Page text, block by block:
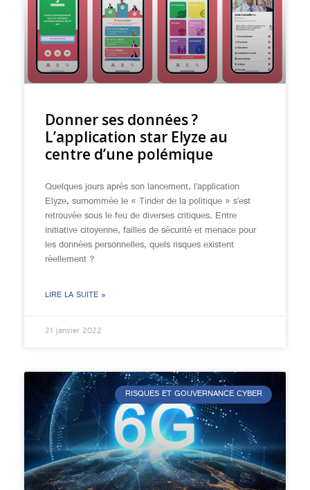
Donner ses données ?
L’application star Elyze au
centre d’une polémique
Quelques jours après son lancement, l’application
Elyze, surnommée le « Tinder de la politique » s’est
retrouvée sous le feu de diverses critiques. Entre
initiative citoyenne, failles de sécurité et menace pour
les données personnelles, quels risques existent
réellement ?
LIRE LA SUITE »
21 janvier 2022
RISQUES ET GOUVERNANCE CYBER